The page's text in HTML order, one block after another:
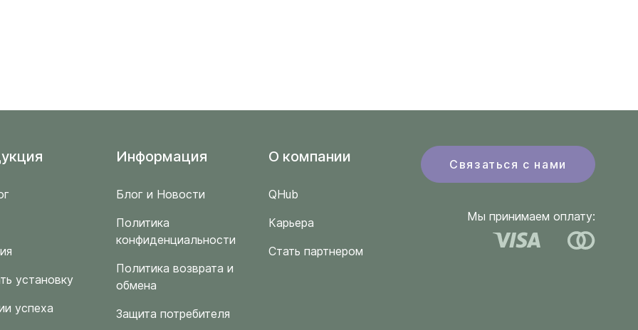
установку
успеха
Информация
Блог и Новости
Политика
конфиденциальности
Политика возврата и
обмена
Защита потребителя
O компании
QHub
Карьера
Стать партнером
Связаться с нами
Мы принимаем оплату: